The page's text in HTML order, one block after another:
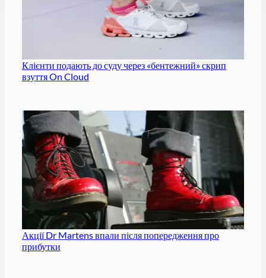
Клієнти подають до суду через «бентежний» скрип
взуття On Cloud
Акції Dr Martens впали після попередження про
прибутки